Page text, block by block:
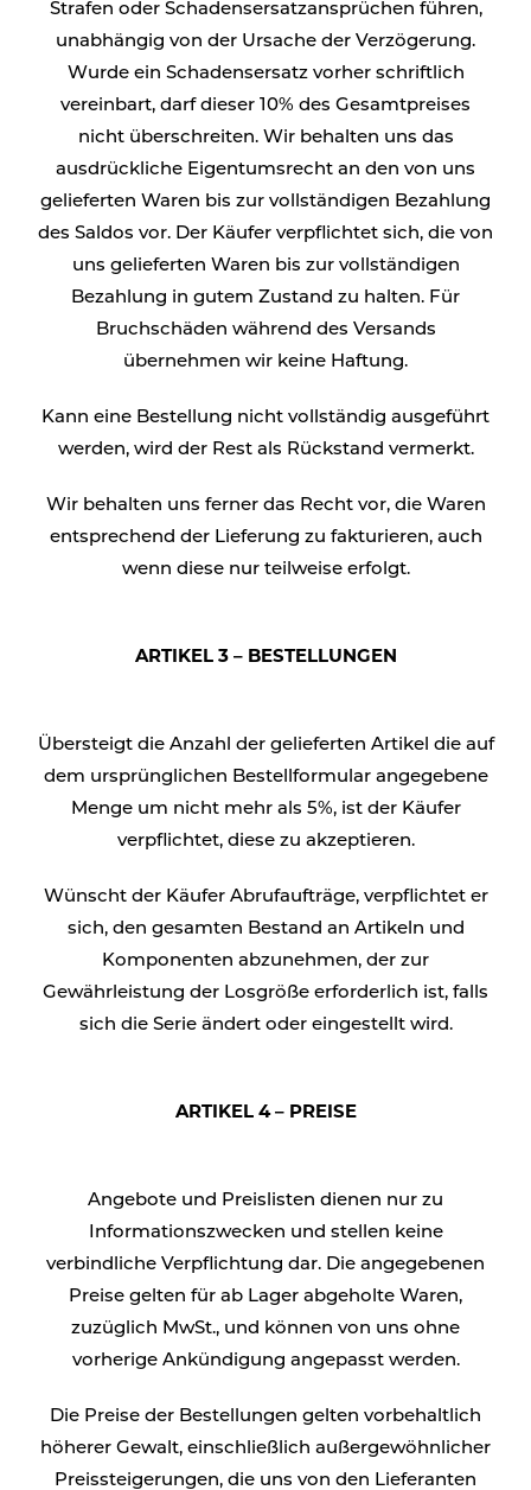
Strafen oder Schadensersatzansprüchen führen,
unabhängig von der Ursache der Verzögerung.
Wurde ein Schadensersatz vorher schriftlich
vereinbart, darf dieser 10% des Gesamtpreises
nicht überschreiten. Wir behalten uns das
ausdrückliche Eigentumsrecht an den von uns
gelieferten Waren bis zur vollständigen Bezahlung
des Saldos vor. Der Käufer verpflichtet sich, die von
uns gelieferten Waren bis zur vollständigen
Bezahlung in gutem Zustand zu halten. Für
Bruchschäden während des Versands
übernehmen wir keine Haftung.
Kann eine Bestellung nicht vollständig ausgeführt
werden, wird der Rest als Rückstand vermerkt.
Wir behalten uns ferner das Recht vor, die Waren
entsprechend der Lieferung zu fakturieren, auch
wenn diese nur teilweise erfolgt.
ARTIKEL 3 – BESTELLUNGEN
Übersteigt die Anzahl der gelieferten Artikel die auf
dem ursprünglichen Bestellformular angegebene
Menge um nicht mehr als 5%, ist der Käufer
verpflichtet, diese zu akzeptieren.
Wünscht der Käufer Abrufaufträge, verpflichtet er
sich, den gesamten Bestand an Artikeln und
Komponenten abzunehmen, der zur
Gewährleistung der Losgröße erforderlich ist, falls
sich die Serie ändert oder eingestellt wird.
ARTIKEL 4 – PREISE
Angebote und Preislisten dienen nur zu
Informationszwecken und stellen keine
verbindliche Verpflichtung dar. Die angegebenen
Preise gelten für ab Lager abgeholte Waren,
zuzüglich MwSt., und können von uns ohne
vorherige Ankündigung angepasst werden.
Die Preise der Bestellungen gelten vorbehaltlich
höherer Gewalt, einschließlich außergewöhnlicher
Preissteigerungen, die uns von den Lieferanten